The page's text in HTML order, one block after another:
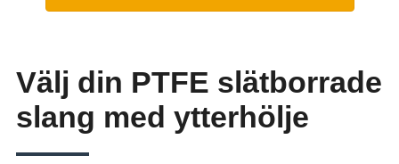
Välj din PTFE slätborrade
slang med ytterhölje